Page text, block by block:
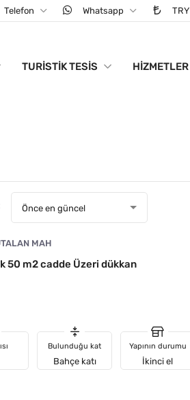
Telefon Whatsapp TRY
TURISTIK TESIS HIZMETLER
Önce en güncel
MAH
50 m2 cadde Üzeri dükkan
Bulunduğu kat
Bahçe katı
Yapının durumu
İkinci el